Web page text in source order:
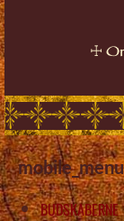
☩
mobile_menu
BUDSKABERNE